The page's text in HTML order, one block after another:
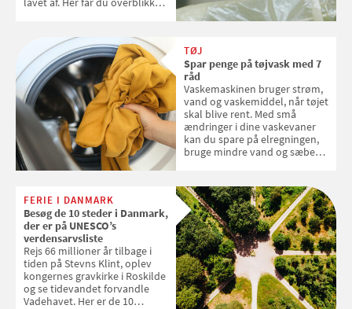
TØJ
Spar penge på tøjvask med 7
råd
Vaskemaskinen bruger strøm,
vand og vaskemiddel, når tøjet
skal blive rent. Med små
ændringer i dine vaskevaner
kan du spare på elregningen,
bruge mindre vand og sæbe
enkle råd til at spare penge på
tøjvasken
FERIE I DANMARK
Besøg de 10 steder i Danmark,
der er på UNESCO’s
verdensarvsliste
Rejs 66 millioner år tilbage i
tiden på Stevns Klint, oplev
kongernes gravkirke i Roskilde
og se tidevandet forvandle
Vadehavet. Her er de 10